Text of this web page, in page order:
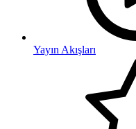
Yayın Akışları